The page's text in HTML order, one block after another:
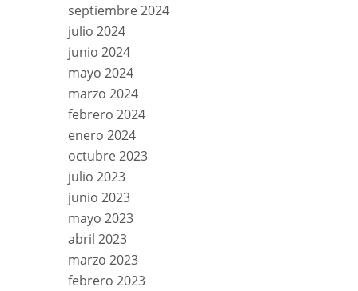
septiembre 2024
julio 2024
junio 2024
mayo 2024
marzo 2024
febrero 2024
enero 2024
octubre 2023
julio 2023
junio 2023
mayo 2023
abril 2023
marzo 2023
febrero 2023